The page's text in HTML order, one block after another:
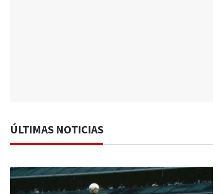
ÚLTIMAS NOTICIAS